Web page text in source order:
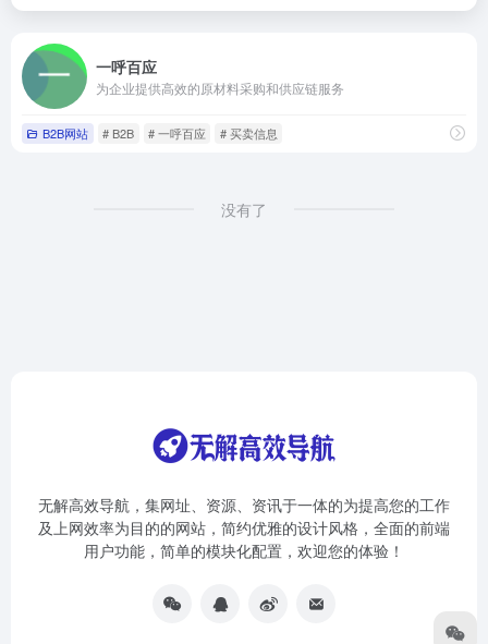
一呼百应
为企业提供高效的原材料采购和供应链服务
B2B网站 # B2B # 一呼百应 # 买卖信息
没有了
无解高效导航，集网址、资源、资讯于一体的为提高您的工作
及上网效率为目的的网站，简约优雅的设计风格，全面的前端
用户功能，简单的模块化配置，欢迎您的体验！